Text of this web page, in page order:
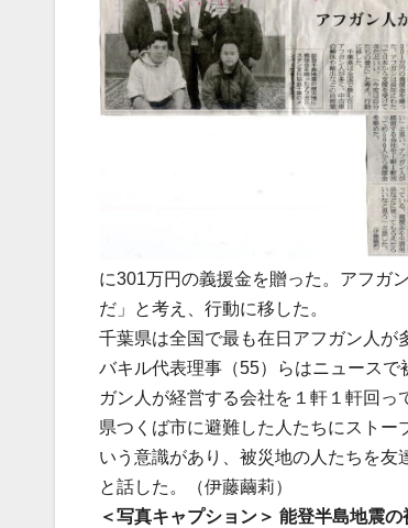
に301万円の義援金を贈った。アフガ
だ」と考え、行動に移した。
千葉県は全国で最も在日アフガン人が
バキル代表理事（55）らはニュース
ガン人が経営する会社を１軒１軒回
県つくば市に避難した人たちにストー
いう意識があり、被災地の人たちを友
と話した。（伊藤繭莉）
＜写真キャプション＞ 能登半島地震